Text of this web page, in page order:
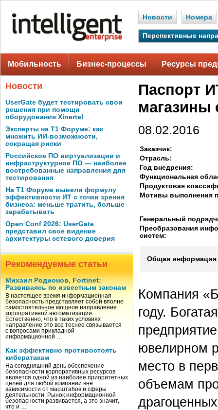
Новости Номера
Перспективные
Мобильность Бизнес-процессы Ресурсы
Новости
UserGate будет тестировать свои
решения при помощи
оборудования Xinertel
Эксперты на Т1 Форуме: как
множить ИИ-возможности,
сокращая риски
Российское ПО виртуализации и
инфраструктурное ПО — наиболее
востребованные направления для
тестирования
На Т1 Форуме вывели формулу
эффективности ИТ с точки зрения
бизнеса: меньше тратить, больше
зарабатывать
Open Conf 2026: UserGate
представил свое видение
архитектуры сетевого доверия
Рекомендуемые статьи
Михаил Родионов, Fortinet:
Развиваясь по известным законам
В настоящее время информационная
безопасность представляет собой вполне
самостоятельное мощное направление
корпоративной автоматизации.
Естественно, что в таких условиях
направление это все теснее связывается
с вопросами прикладной
информационной …
Как эффективно противостоять
кибератакам
На сегодняшний день обеспечение
безопасности корпоративных ресурсов
является одной из наиболее приоритетных
целей для любой компании вне
зависимости от масштабов и сферы
деятельности. Рынок информационной
безопасности развивается, а это значит,
что и …
Паспорт
магазины
08.02.2016
Заказчик:
Отрасль:
Год внедрения:
Функциональная
Продуктовая
Мотивы выполнения
Генеральный
Преобразования
систем:
Общая информация
Компания
году.
ювелирном
место в
объемам